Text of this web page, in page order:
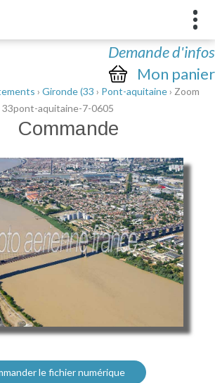
Demande d'infos
Mon panier
› Gironde (33 › Pont-aquitaine› Zoom
33pont-aquitaine-7-0605
Commande
le fichier numérique